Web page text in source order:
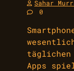
Sahar
0
täglichen
Apps